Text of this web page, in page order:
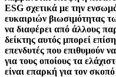
ESG σχετικά με την
ευκαιριών βιωσιμότητας
να διαφέρει από άλλους
δείκτης αυτός μπορεί
επενδυτές που επιθυμούν
για τους οποίους τα
είναι επαρκή για τον